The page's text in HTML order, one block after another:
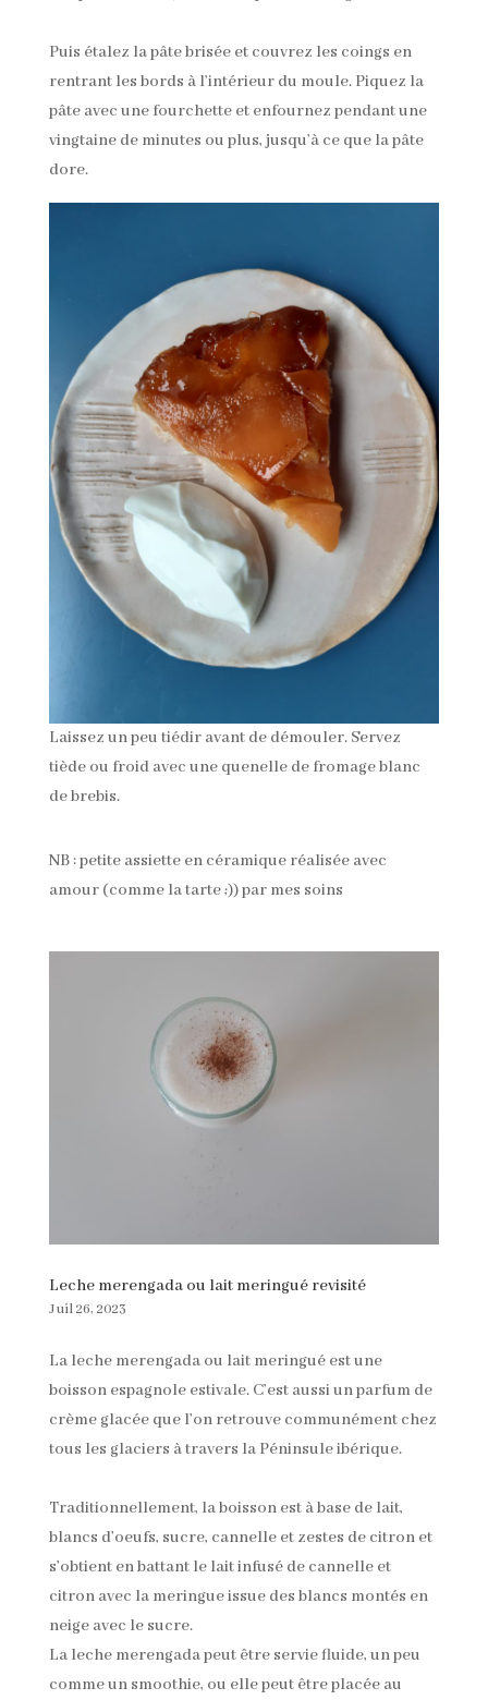
Puis étalez la pâte brisée et couvrez les coings en
rentrant les bords à l’intérieur du moule. Piquez la
pâte avec une fourchette et enfournez pendant une
vingtaine de minutes ou plus, jusqu’à ce que la pâte
dore.
Laissez un peu tiédir avant de démouler. Servez
tiède ou froid avec une quenelle de fromage blanc
de brebis.
NB : petite assiette en céramique réalisée avec
amour (comme la tarte ;)) par mes soins
Leche merengada ou lait meringué revisité
Juil 26, 2023
La leche merengada ou lait meringué est une
boisson espagnole estivale. C’est aussi un parfum de
crème glacée que l’on retrouve communément chez
tous les glaciers à travers la Péninsule ibérique.
Traditionnellement, la boisson est à base de lait,
blancs d’oeufs, sucre, cannelle et zestes de citron et
s’obtient en battant le lait infusé de cannelle et
citron avec la meringue issue des blancs montés en
neige avec le sucre.
La leche merengada peut être servie fluide, un peu
comme un smoothie, ou elle peut être placée au